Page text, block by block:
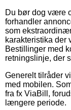
Du bør dog være
forhandler
som
karakteristika der
Bestillinger med
retningslinje, der
Generelt tilråder
med mobilen.
fra fx ViaBill,
længere periode.